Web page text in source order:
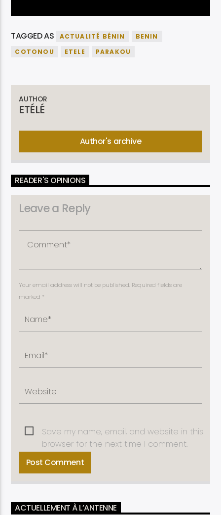
TAGGED AS ACTUALITÉ BÉNIN
BENIN
COTONOU
ETELE PARAKOU
AUTHOR
ETÉLÉ
Author's archive
READER'S OPINIONS
Leave a Reply
Your email address will not be published. Required fields are
marked *
Save my name, email, and website in this
browser for the next time I comment.
ACTUELLEMENT À L’ANTENNE